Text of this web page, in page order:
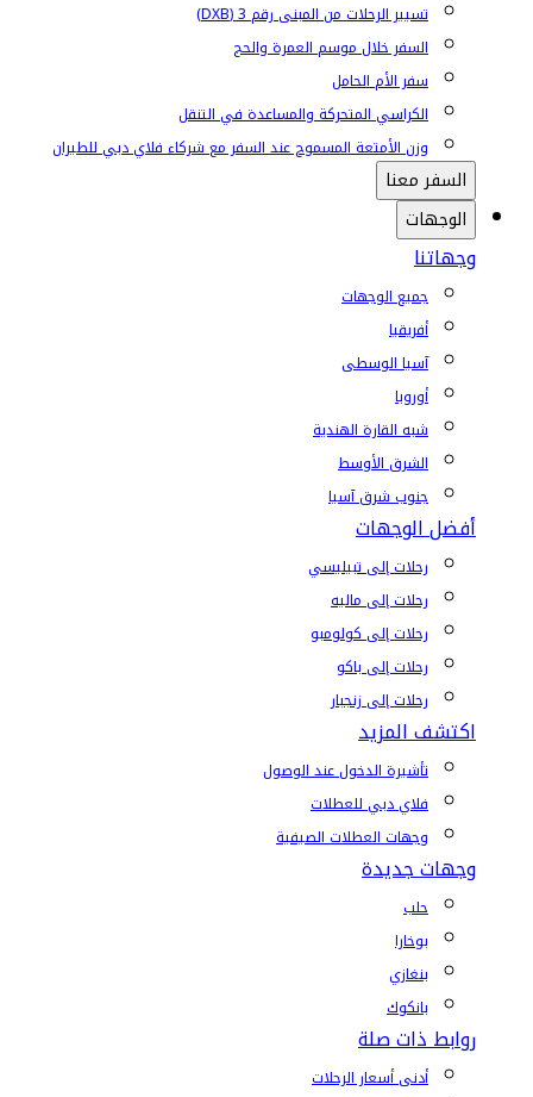
تسيير الرحلات من المبنى رقم 3 (DXB)
السفر خلال موسم العمرة والحج
سفر الأم الحامل
الكراسي المتحركة والمساعدة في التنقل
وزن الأمتعة المسموح عند السفر مع شركاء فلاي دبي للطيران
السفر معنا
الوجهات
وجهاتنا
جميع الوجهات
أفريقيا
آسيا الوسطى
أوروبا
شبه القارة الهندية
الشرق الأوسط
جنوب شرق آسيا
أفضل الوجهات
رحلات إلى تبيليسي
رحلات إلى ماليه
رحلات إلى كولومبو
رحلات إلى باكو
رحلات إلى زنجبار
اكتشف المزيد
تأشيرة الدخول عند الوصول
فلاي دبي للعطلات
وجهات العطلات الصيفية
وجهات جديدة
حلب
بوخارا
بنغازي
بانكوك
روابط ذات صلة
أدنى أسعار الرحلات